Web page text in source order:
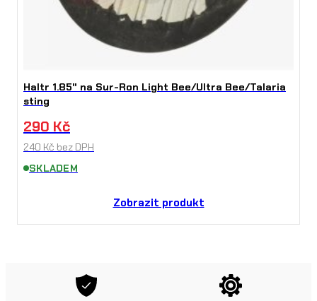
Haltr 1.85" na Sur-Ron Light Bee/Ultra Bee/Talaria
sting
290 Kč
240 Kč bez DPH
SKLADEM
Zobrazit produkt